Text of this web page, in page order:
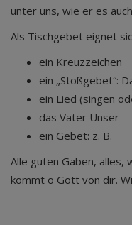
unter uns, wie er es
Als Tischgebet eignet
ein Kreuzzeichen
ein „Stoßgebet“:
ein Lied (singen
das Vater Unser
ein Gebet: z. B.
Alle guten Gaben, alles,
kommt o Gott von dir.